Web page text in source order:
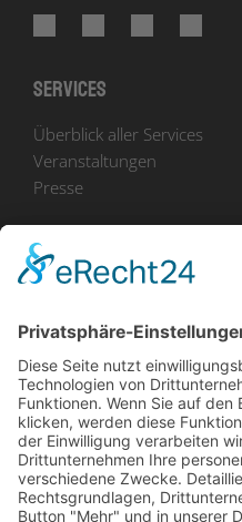
Services
Überblick aller Services
Veranstaltungen
Presse
Bekanntmachungen
Zu uns
Unser Team
Arbeiten bei Innovation
Anfahrt